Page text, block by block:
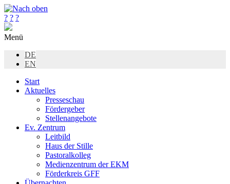
? ? ?
Menü
DE
EN
Start
Aktuelles
Presseschau
Fördergeber
Stellenangebote
Ev. Zentrum
Leitbild
Haus der Stille
Pastoralkolleg
Medienzentrum der EKM
Förderkreis GFF